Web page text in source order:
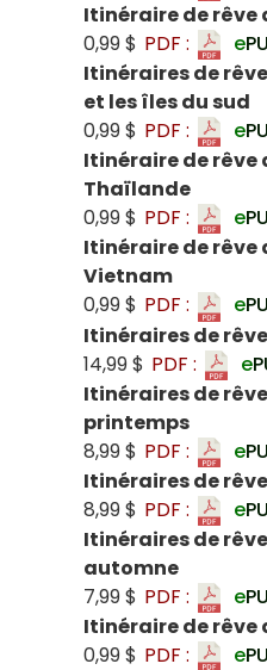
Itinéraire de rêve
0,99 $ PDF : e
Itinéraires de
et les îles du sud
0,99 $ PDF : e
Itinéraire de rêve
Thaïlande
0,99 $ PDF : e
Itinéraire de rêve
Vietnam
0,99 $ PDF : e
Itinéraires de
14,99 $ PDF : e
Itinéraires de
printemps
8,99 $ PDF : e
Itinéraires de
8,99 $ PDF : e
Itinéraires de
automne
7,99 $ PDF : e
Itinéraire de rêve
0,99 $ PDF : e